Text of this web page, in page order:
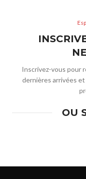
Inscrivez-vous pour
dernières arrivées
OU